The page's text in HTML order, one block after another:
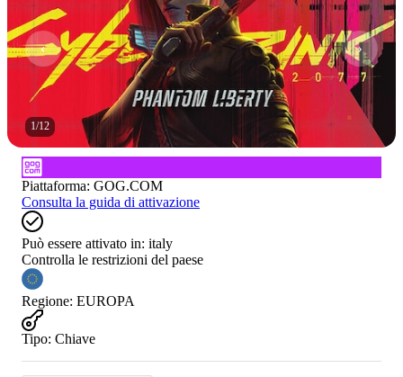
1/12
Piattaforma: GOG.COM
Consulta la guida di attivazione
Può essere attivato in: italy
Controlla le restrizioni del paese
Regione: EUROPA
Tipo: Chiave